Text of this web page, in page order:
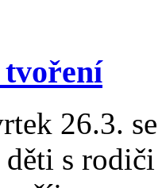
26.3.
děti s